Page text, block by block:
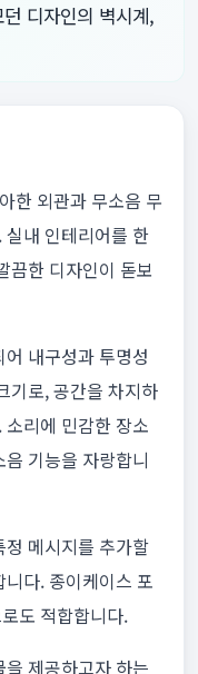
디자인의 벽시계,
한 외관과 무소음 무
내 인테리어를 한
끔한 디자인이 돋보
내구성과 투명성
기로, 공간을 차지하
리에 민감한 장소
기능을 자랑합니
메시지를 추가할
다. 종이케이스 포
도 적합합니다.
제공하고자 하는